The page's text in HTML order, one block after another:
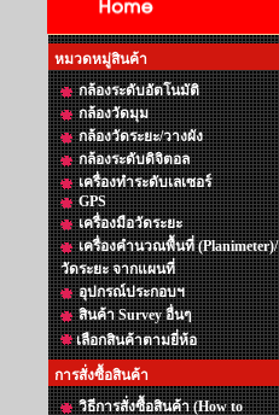
หมวดหมู่สินค้า
กล้องระดับอัตโนมัติ
กล้องวัดมุม
กล้องวัดระยะ/วางผัง
กล้องระดับดิจิตอล
เครื่องทำระดับเลเซอร์
GPS
เครื่องมือวัดระยะ
เครื่องคำนวณพื้นที่ (Planimeter)/
วัดระยะ จากแผนที่
อุปกรณ์ประกอบฯ
สินค้า Survey อื่นๆ
เลือกสินค้าตามยี่ห้อ
การสั่งซื้อสินค้า
วิธีการสั่งซื้อสินค้า (How to